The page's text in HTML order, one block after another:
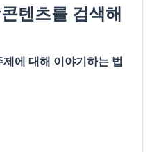
텐츠를 검색해
에 대해 이야기하는 법